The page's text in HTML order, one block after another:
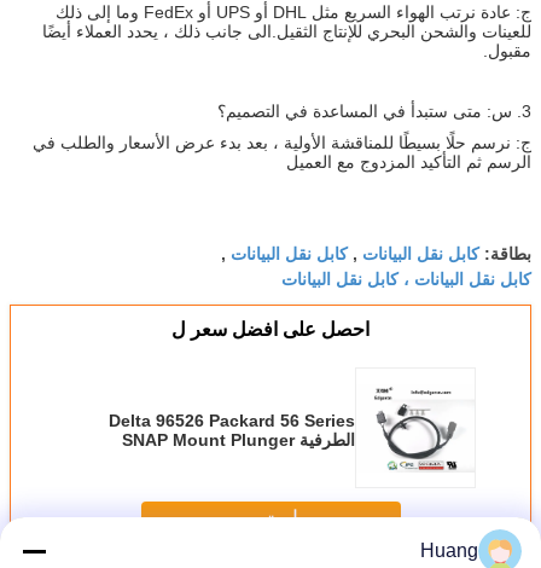
ج: عادة نرتب الهواء السريع مثل DHL أو UPS أو FedEx وما إلى ذلك
للعينات والشحن البحري للإنتاج الثقيل.الى جانب ذلك ، يحدد العملاء أيضًا
مقبول.
3. س: متى ستبدأ في المساعدة في التصميم؟
ج: نرسم حلًا بسيطًا للمناقشة الأولية ، بعد بدء عرض الأسعار والطلب في
الرسم ثم التأكيد المزدوج مع العميل
بطاقة:كابل نقل البيانات ,كابل نقل البيانات ,
كابل نقل البيانات ، كابل نقل البيانات
احصل على افضل سعر ل
Delta 96526 Packard 56 Series
الطرفية SNAP Mount Plunger
استمر
Huang